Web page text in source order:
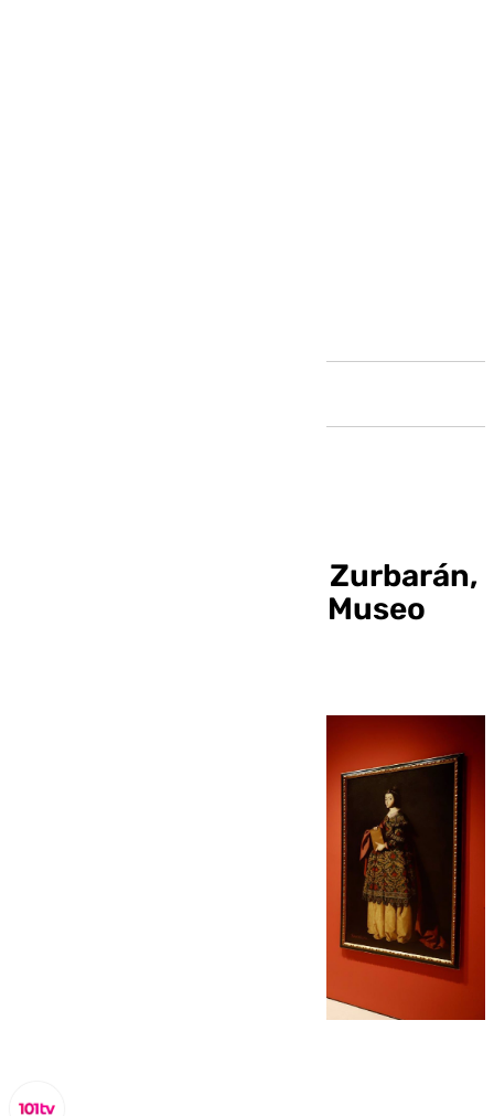
Las santas vistas por Zurbarán,
nueva exposición del Museo